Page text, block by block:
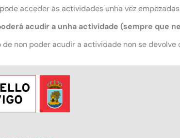
acceder ás actividades unha vez
acudir a unha actividade (sempre que
de non poder acudir a actividade non se